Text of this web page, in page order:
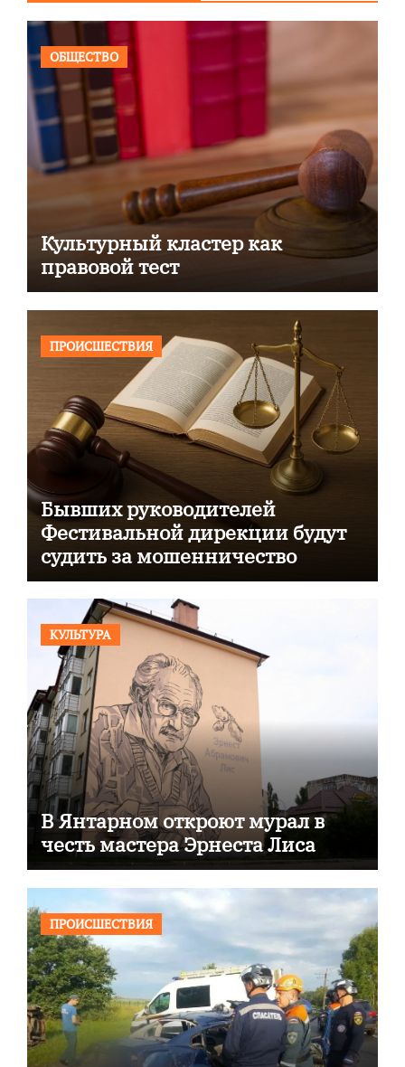
ОБЩЕСТВО
Культурный кластер как
правовой тест
ПРОИСШЕСТВИЯ
Бывших руководителей
Фестивальной дирекции будут
судить за мошенничество
КУЛЬТУРА
В Янтарном откроют мурал в
честь мастера Эрнеста Лиса
ПРОИСШЕСТВИЯ